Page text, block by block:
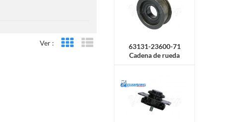
63131-23600-71
Cadena de rueda
TOYOTA 7F25
Ver : Vista en cuadrícula
Vista de la lista